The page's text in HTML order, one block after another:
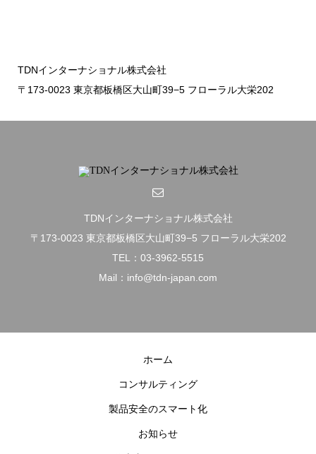
TDNインターナショナル株式会社
〒173-0023 東京都板橋区大山町39−5 フローラル大栄202
TDNインターナショナル株式会社
〒173-0023 東京都板橋区大山町39−5 フローラル大栄202
TEL：03-3962-5515
Mail：info@tdn-japan.com
ホーム
コンサルティング
製品安全のスマート化
お知らせ